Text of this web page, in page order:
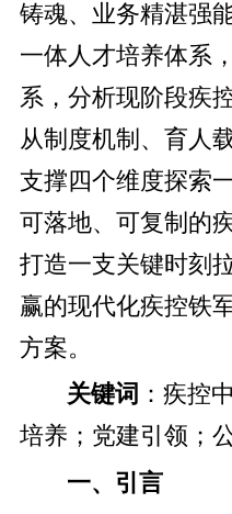
铸魂、业务精湛强
一体人才培养体系
系，分析现阶段疾
从制度机制、育人
支撑四个维度探索
可落地、可复制的
打造一支关键时刻
赢的现代化疾控铁
方案。
关键词 ：疾控
培养；党建引领；
一、引言